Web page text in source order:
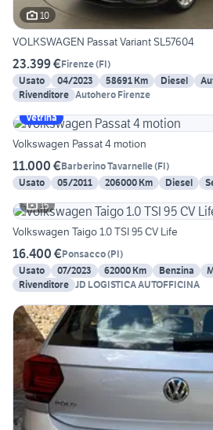
10
VOLKSWAGEN Passat Variant SL57604
23.399 €Firenze(FI)
Usato
04/2023 58691 Km Diesel
Rivenditore Autohero Firenze
Vetrina
Volkswagen Passat 4 motion
11.000 €Barberino Tavarnelle(FI)
Usato
05/2011 206000 Km Diesel
15
Volkswagen Taigo 1.0 TSI 95 CV Life
16.400 €Ponsacco(PI)
Usato
07/2023 62000 Km Benzina
Rivenditore JD LOGISTICA AUTOFFICINA